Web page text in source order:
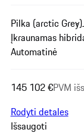
Pilka (arctic Grey)
Įkraunamas
Automatinė
145 102 €PVM
Rodyti detales
Išsaugoti